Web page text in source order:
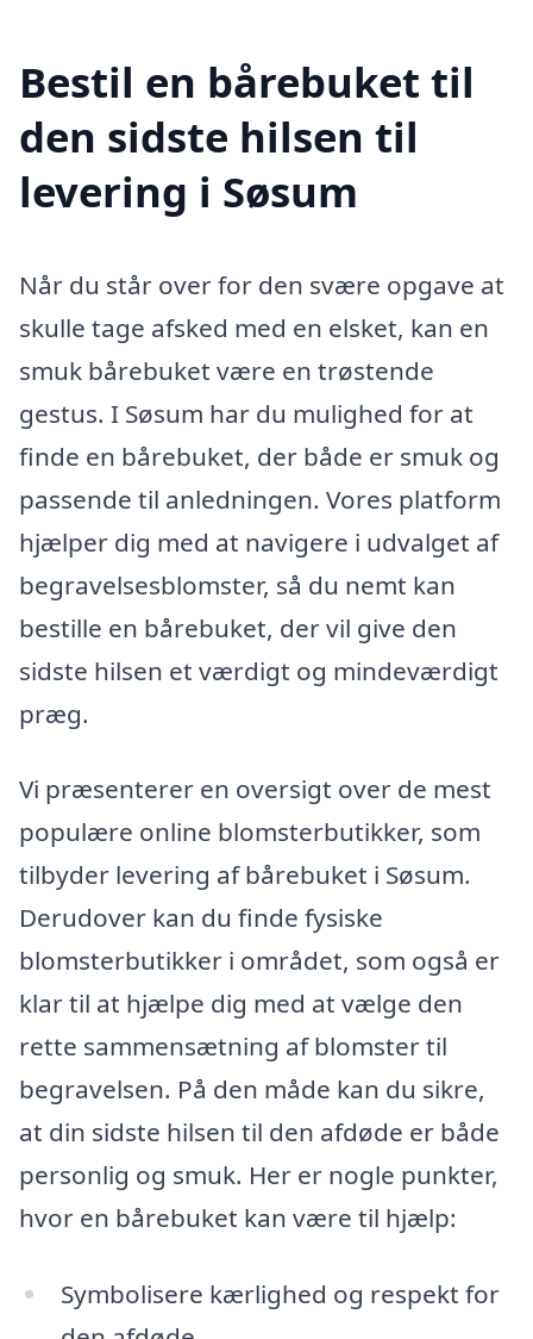
Bestil en bårebuket til
den sidste hilsen til
levering i Søsum
Når du står over for den svære opgave at
skulle tage afsked med en elsket, kan en
smuk bårebuket være en trøstende
gestus. I Søsum har du mulighed for at
finde en bårebuket, der både er smuk og
passende til anledningen. Vores platform
hjælper dig med at navigere i udvalget af
begravelsesblomster, så du nemt kan
bestille en bårebuket, der vil give den
sidste hilsen et værdigt og mindeværdigt
præg.
Vi præsenterer en oversigt over de mest
populære online blomsterbutikker, som
tilbyder levering af bårebuket i Søsum.
Derudover kan du finde fysiske
blomsterbutikker i området, som også er
klar til at hjælpe dig med at vælge den
rette sammensætning af blomster til
begravelsen. På den måde kan du sikre,
at din sidste hilsen til den afdøde er både
personlig og smuk. Her er nogle punkter,
hvor en bårebuket kan være til hjælp:
Symbolisere kærlighed og respekt for